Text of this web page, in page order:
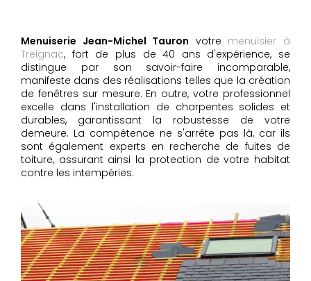
Menuiserie Jean-Michel Tauron votre menuisier à
Treignac, fort de plus de 40 ans d'expérience, se
distingue par son savoir-faire incomparable,
manifeste dans des réalisations telles que la création
de fenêtres sur mesure. En outre, votre professionnel
excelle dans l'installation de charpentes solides et
durables, garantissant la robustesse de votre
demeure. La compétence ne s'arrête pas là, car ils
sont également experts en recherche de fuites de
toiture, assurant ainsi la protection de votre habitat
contre les intempéries.